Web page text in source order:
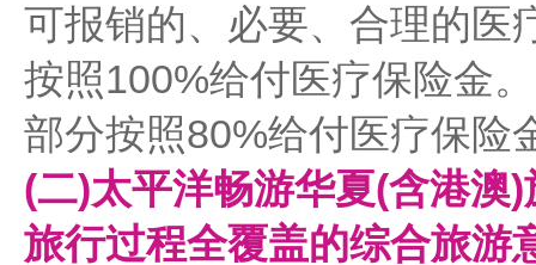
可报销的、必要、合理的医
按照100%给付医疗保险金
部分按照80%给付医疗保险
(二)太平洋畅游华夏(含港澳
旅行过程全覆盖的综合旅游